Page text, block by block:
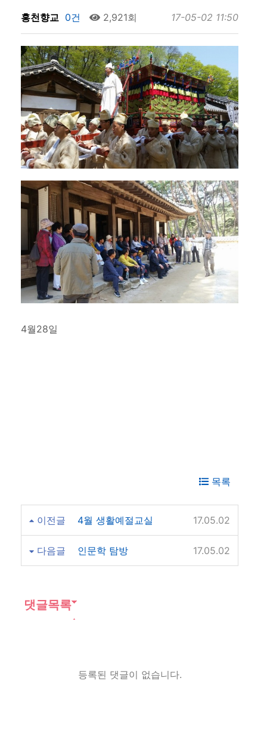
홍천향교 0건 2,921회 17-05-02 11:50
4월28일
목록
이전글 4월 생활예절교실 17.05.02
다음글 인문학 탐방 17.05.02
댓글목록
등록된 댓글이 없습니다.